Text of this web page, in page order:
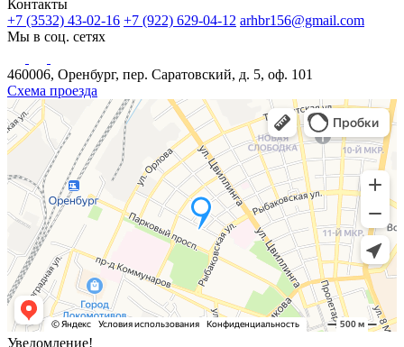
Контакты
+7 (3532) 43-02-16 +7 (922) 629-04-12 arhbr156@gmail.com
Мы в соц. сетях
460006, Оренбург, пер. Саратовский, д. 5, оф. 101
Схема проезда
Уведомление!